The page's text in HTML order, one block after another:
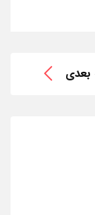
بعدی